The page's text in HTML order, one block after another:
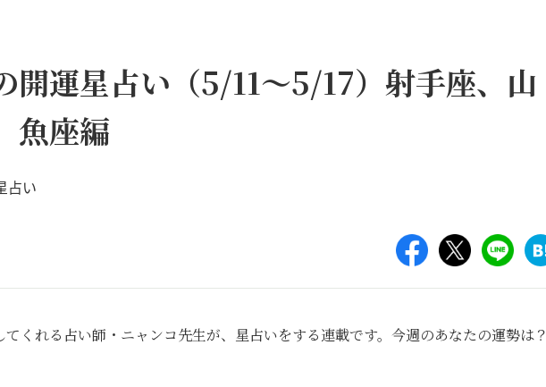
開運星占い（5/11～5/17）射手座、山
魚座編
占い
くれる占い師・ニャンコ先生が、星占いをする連載です。今週のあなたの運勢は？